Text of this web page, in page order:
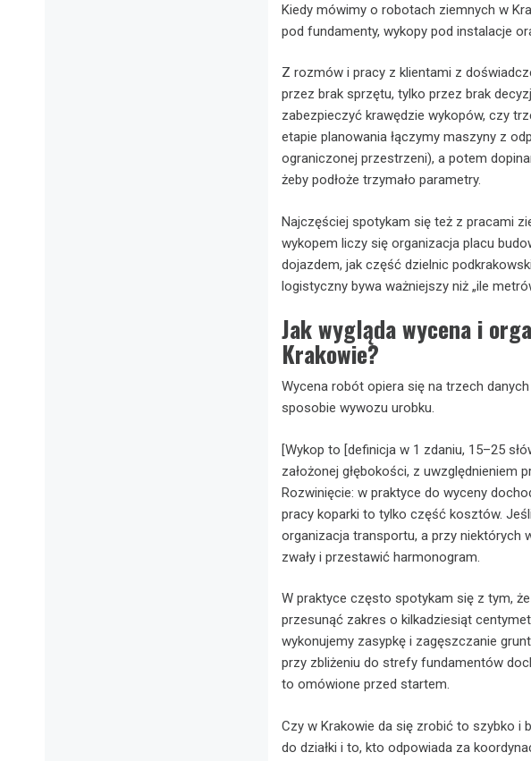
Kiedy mówimy o robotach ziemnych w
pod fundamenty, wykopy pod instalacje
Z rozmów i pracy z klientami z
przez brak sprzętu, tylko przez brak
zabezpieczyć krawędzie wykopów, czy
etapie planowania łączymy maszyny z
ograniczonej przestrzeni), a potem
żeby podłoże trzymało parametry.
Najczęściej spotykam się też z pracami
wykopem liczy się organizacja placu
dojazdem, jak część dzielnic
logistyczny bywa ważniejszy niż „ile
Jak wygląda wycena i
Krakowie?
Wycena robót opiera się na trzech
sposobie wywozu urobku.
[Wykop to [definicja w 1 zdaniu, 15–25
założonej głębokości, z uwzględnieniem
Rozwinięcie: w praktyce do wyceny
pracy koparki to tylko część kosztów.
organizacja transportu, a przy niektórych
zwały i przestawić harmonogram.
W praktyce często spotykam się z tym,
przesunąć zakres o kilkadziesiąt
wykonujemy zasypkę i zagęszczanie
przy zbliżeniu do strefy fundamentów
to omówione przed startem.
Czy w Krakowie da się zrobić to szybko i
do działki i to, kto odpowiada za